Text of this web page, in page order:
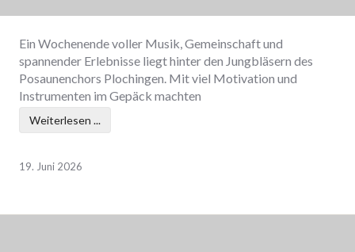
Ein Wochenende voller Musik, Gemeinschaft und
spannender Erlebnisse liegt hinter den Jungbläsern des
Posaunenchors Plochingen. Mit viel Motivation und
Instrumenten im Gepäck machten
Weiterlesen ...
19. Juni 2026